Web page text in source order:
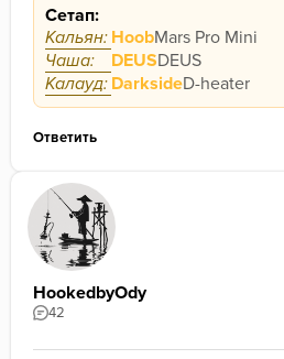
Сетап:
Кальян: HoobMars Pro Mini
Чаша:
DEUSDEUS
Калауд: DarksideD-heater
Ответить
HookedbyOdy
42